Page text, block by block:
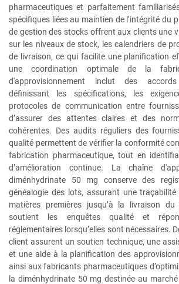
pharmaceutiques et parfaitement
spécifiques liées au maintien de l’intégrité du
de gestion des stocks offrent aux clients une
sur les niveaux de stock, les calendriers de
de livraison, ce qui facilite une planification
une coordination optimale de la
d'approvisionnement inclut des
définissant les spécifications, les
protocoles de communication entre
d’assurer des attentes claires et des
cohérentes. Des audits réguliers des
qualité permettent de vérifier la conformité
fabrication pharmaceutique, tout en
d’amélioration continue. La chaîne
diménhydrinate 50 mg conserve des
généalogie des lots, assurant une
matières premières jusqu’à la livraison
soutient les enquêtes qualité et
réglementaires lorsqu’elles sont nécessaires.
client assurent un soutien technique, une
et une aide à la planification des
ainsi aux fabricants pharmaceutiques
la diménhydrinate 50 mg destinée au